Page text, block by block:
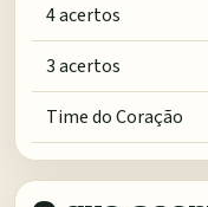
4 acertos
3 acertos
Time do Coração